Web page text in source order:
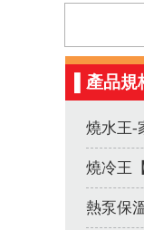
▌產品規
燒水王-
燒冷王
熱泵保